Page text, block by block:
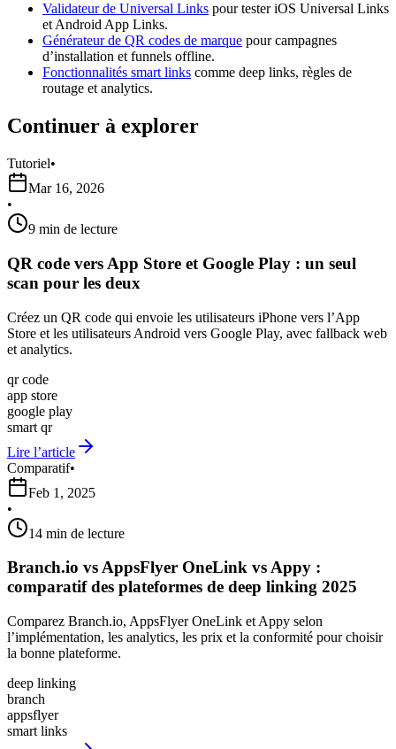
Validateur de Universal Links pour tester iOS Universal Links
et Android App Links.
Générateur de QR codes de marque pour campagnes
d’installation et funnels offline.
Fonctionnalités smart links comme deep links, règles de
routage et analytics.
Continuer à explorer
Tutoriel•
Mar 16, 2026
•
9 min de lecture
QR code vers App Store et Google Play : un seul
scan pour les deux
Créez un QR code qui envoie les utilisateurs iPhone vers l’App
Store et les utilisateurs Android vers Google Play, avec fallback web
et analytics.
qr code
app store
google play
smart qr
Lire l’article
Comparatif•
Feb 1, 2025
•
14 min de lecture
Branch.io vs AppsFlyer OneLink vs Appy :
comparatif des plateformes de deep linking 2025
Comparez Branch.io, AppsFlyer OneLink et Appy selon
l’implémentation, les analytics, les prix et la conformité pour choisir
la bonne plateforme.
deep linking
branch
appsflyer
smart links